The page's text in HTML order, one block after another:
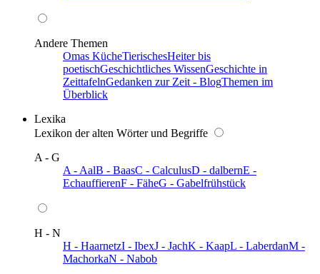
Andere Themen
Omas KücheTierischesHeiter bis
poetischGeschichtliches WissenGeschichte in
ZeittafelnGedanken zur Zeit - BlogThemen im
Überblick
Lexika
Lexikon der alten Wörter und Begriffe
A - G
A - AalB - BaasC - CalculusD - dalbernE -
EchauffierenF - FäheG - Gabelfrühstück
H - N
H - HaarnetzI - IbexJ - JachK - KaapL - LaberdanM -
MachorkaN - Nabob